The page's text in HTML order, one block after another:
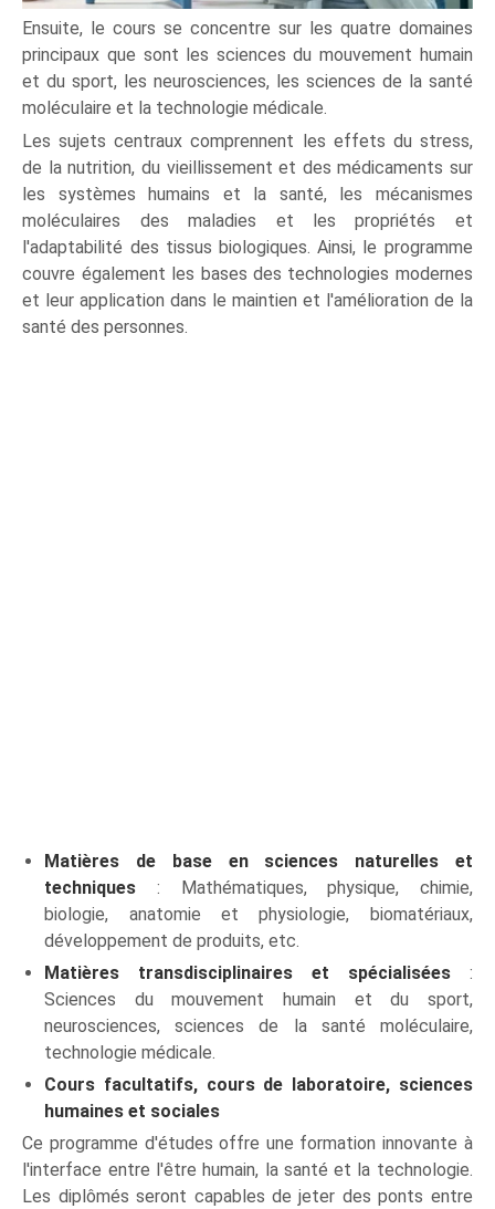
Ensuite, le cours se concentre sur les quatre domaines
principaux que sont les sciences du mouvement humain
et du sport, les neurosciences, les sciences de la santé
moléculaire et la technologie médicale.
Les sujets centraux comprennent les effets du stress,
de la nutrition, du vieillissement et des médicaments sur
les systèmes humains et la santé, les mécanismes
moléculaires des maladies et les propriétés et
l'adaptabilité des tissus biologiques. Ainsi, le programme
couvre également les bases des technologies modernes
et leur application dans le maintien et l'amélioration de la
santé des personnes.
Matières de base en sciences naturelles et
techniques : Mathématiques, physique, chimie,
biologie, anatomie et physiologie, biomatériaux,
développement de produits, etc.
Matières transdisciplinaires et spécialisées:
Sciences du mouvement humain et du sport,
neurosciences, sciences de la santé moléculaire,
technologie médicale.
Cours facultatifs, cours de laboratoire, sciences
humaines et sociales
Ce programme d'études offre une formation innovante à
l'interface entre l'être humain, la santé et la technologie.
Les diplômés seront capables de jeter des ponts entre